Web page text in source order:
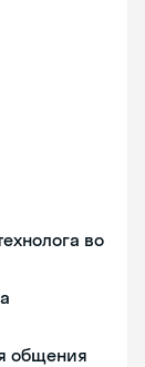
во
общения